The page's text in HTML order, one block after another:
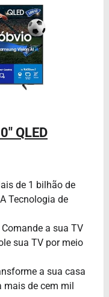
QLED
de 1 bilhão de
Tecnologia de
a sua TV
sua TV por meio
a sua casa
mais de cem mil